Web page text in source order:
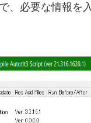
、必要な情報を